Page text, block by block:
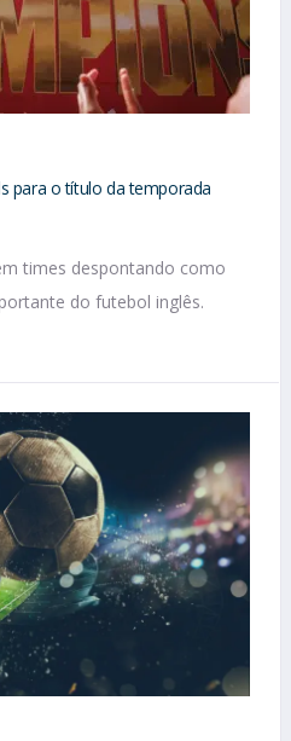
para o título da temporada
times despontando como
do futebol inglês.